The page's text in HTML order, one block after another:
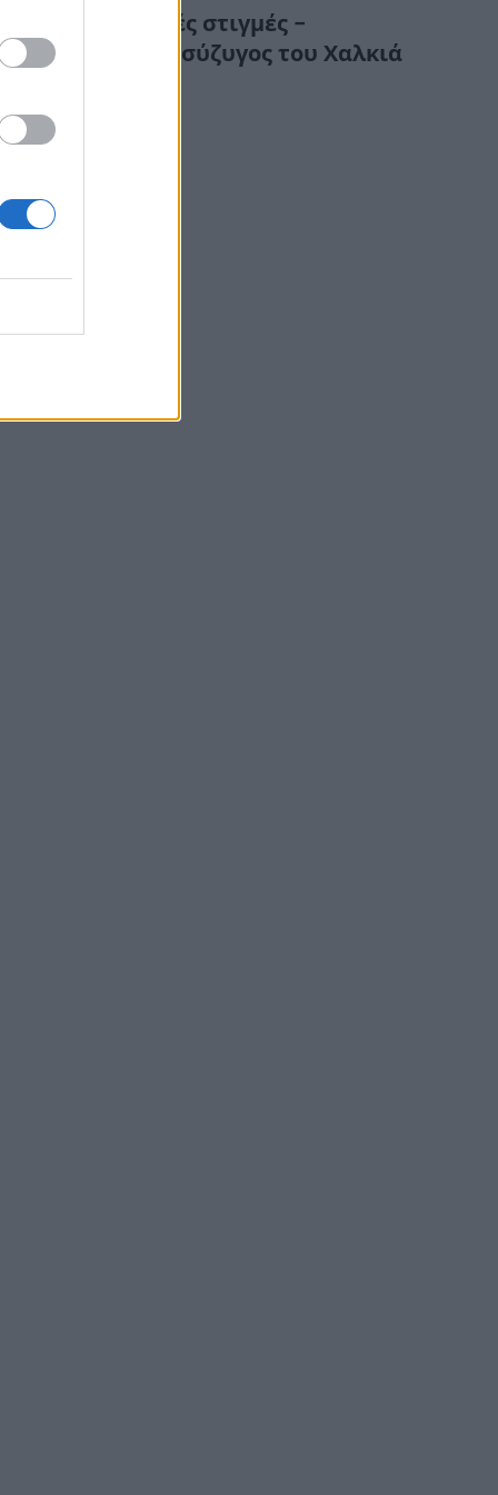
Συγκλονιστικές στιγμές –
Κατέρρευσε η σύζυγος του Χαλκιά